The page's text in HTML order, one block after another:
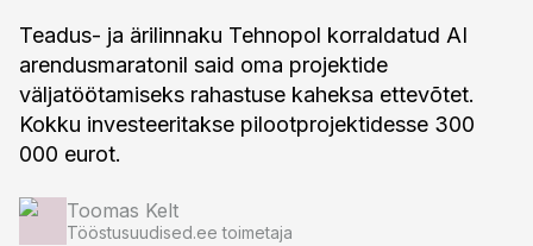
Teadus- ja ärilinnaku Tehnopol korraldatud AI
arendusmaratonil said oma projektide
väljatöötamiseks rahastuse kaheksa ettevõtet.
Kokku investeeritakse pilootprojektidesse 300
000 eurot.
Toomas Kelt
Tööstusuudised.ee toimetaja